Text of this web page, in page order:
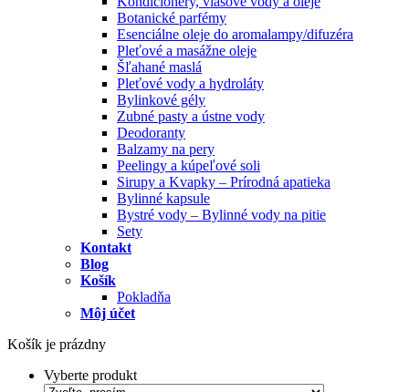
Botanické parfémy
Esenciálne oleje do aromalampy/difuzéra
Pleťové a masážne oleje
Šľahané maslá
Pleťové vody a hydroláty
Bylinkové gély
Zubné pasty a ústne vody
Deodoranty
Balzamy na pery
Peelingy a kúpeľové soli
Sirupy a Kvapky – Prírodná apatieka
Bylinné kapsule
Bystré vody – Bylinné vody na pitie
Sety
Kontakt
Blog
Košík
Pokladňa
Môj účet
Košík je prázdny
Vyberte produkt